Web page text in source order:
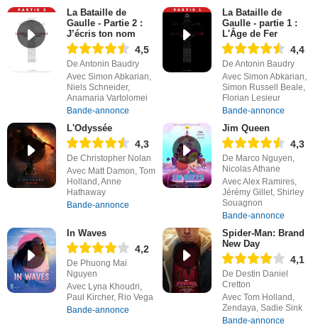
La Bataille de
Gaulle - Partie 2 :
J’écris ton nom
4,5
De Antonin Baudry
Avec Simon Abkarian,
Niels Schneider,
Anamaria Vartolomei
Bande-annonce
La Bataille de
Gaulle - partie 1 :
L'Âge de Fer
4,4
De Antonin Baudry
Avec Simon Abkarian,
Simon Russell Beale,
Florian Lesieur
Bande-annonce
L'Odyssée
4,3
De Christopher Nolan
Avec Matt Damon, Tom
Holland, Anne
Hathaway
Bande-annonce
Jim Queen
4,3
De Marco Nguyen,
Nicolas Athane
Avec Alex Ramires,
Jérémy Gillet, Shirley
Souagnon
Bande-annonce
In Waves
4,2
De Phuong Mai
Nguyen
Avec Lyna Khoudri,
Paul Kircher, Rio Vega
Bande-annonce
Spider-Man: Brand
New Day
4,1
De Destin Daniel
Cretton
Avec Tom Holland,
Zendaya, Sadie Sink
Bande-annonce